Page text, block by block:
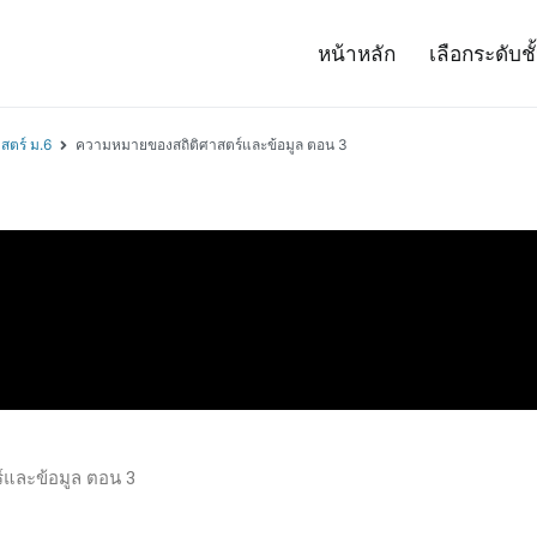
หน้าหลัก เลือกระดับ
ตร์ ม.6 ความหมายของสถิติศาสตร์และข้อมูล ตอน 3
ละข้อมูล ตอน 3